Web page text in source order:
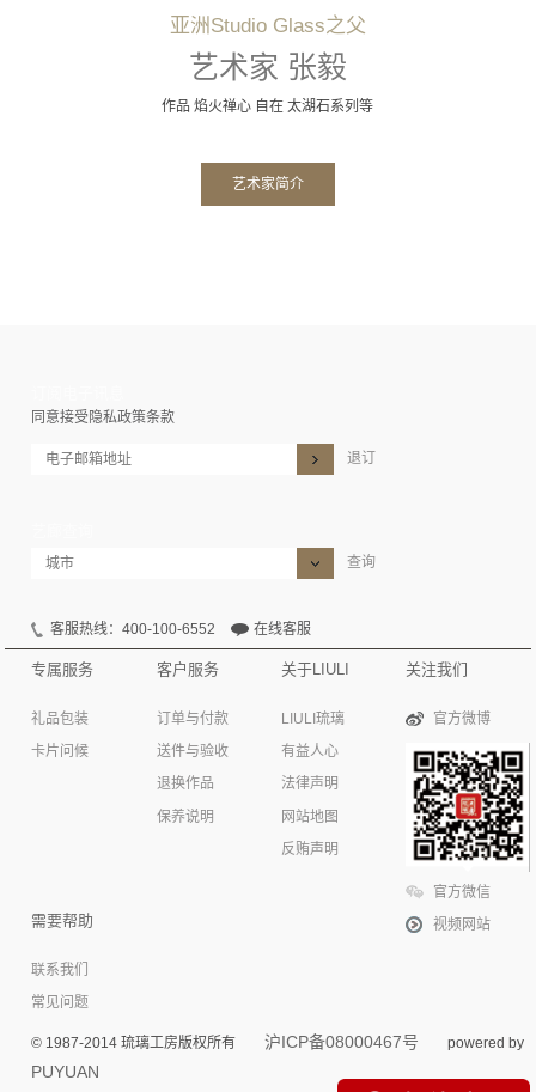
亚洲Studio Glass之父
艺术家 张毅
作品 焰火禅心 自在 太湖石系列等
艺术家简介
专属服务
礼品包装
卡片问候
客户服务
订单与付款
送件与验收
退换作品
保养说明
关于LIULI
LIULI琉璃
有益人心
法律声明
网站地图
反贿声明
关注我们
官方微博
官方微信
视频网站
需要帮助
联系我们
常见问题
© 1987-2014 琉璃工房版权所有沪ICP备08000467号 powered by
PUYUAN
同意接受隐私政策条款
退订
查询
客服热线：400-100-6552 在线客服